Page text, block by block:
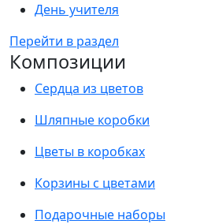
День учителя
Перейти в раздел
Композиции
Сердца из цветов
Шляпные коробки
Цветы в коробках
Корзины с цветами
Подарочные наборы